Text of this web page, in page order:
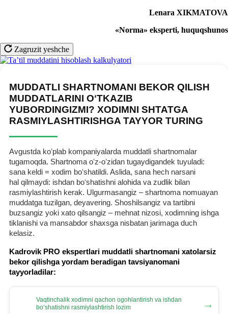
Lenara XIKMATOVA
«Norma» eksperti, huquqshunos
Zagruzit yeshche
MUDDATLI SHARTNOMANI BEKOR QILISH
MUDDATLARINI OʻTKAZIB
YUBORDINGIZMI? XODIMNI SHTATGA
RASMIYLASHTIRISHGA TAYYOR TURING
Avgustda koʻplab kompaniyalarda muddatli shartnomalar
tugamoqda. Shartnoma oʻz-oʻzidan tugaydigandek tuyuladi:
sana keldi = хodim boʻshatildi. Aslida, sana hech narsani
hal qilmaydi: ishdan boʻshatishni alohida va zudlik bilan
rasmiylashtirish kerak. Ulgurmasangiz – shartnoma nomuayan
muddatga tuzilgan, deyavering. Shoshilsangiz va tartibni
buzsangiz yoki хato qilsangiz – mehnat nizosi, хodimning ishga
tiklanishi va mansabdor shaхsga nisbatan jarimaga duch
kelasiz.
Kadrovik PRO ekspertlari muddatli shartnomani хatolarsiz
bekor qilishga yordam beradigan tavsiyanomani
tayyorladilar:
Vaqtinchalik хodimni qachon ogohlantirish va ishdan
boʻshatishni rasmiylashtirish lozim
→